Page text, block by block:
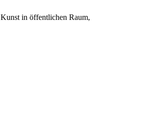
Kunst in öffentlichen Raum,